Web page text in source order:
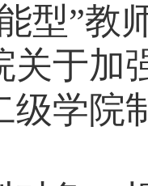
型”教
关于加
级学院